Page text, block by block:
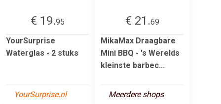
€ 19.95
YourSurprise
Waterglas - 2 stuks
YourSurprise.nl
€ 21.69
MikaMax Draagbare
Mini BBQ - 's Werelds
kleinste barbec...
Meerdere shops